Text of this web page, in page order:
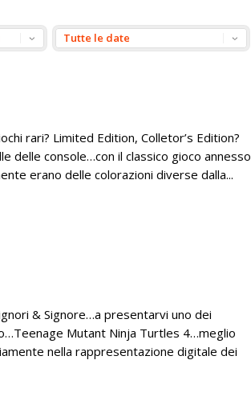
rari? Limited Edition, Colletor’s Edition?
delle console…con il classico gioco annesso
erano delle colorazioni diverse dalla...
& Signore…a presentarvi uno dei
Mutant Ninja Turtles 4…meglio
nella rappresentazione digitale dei